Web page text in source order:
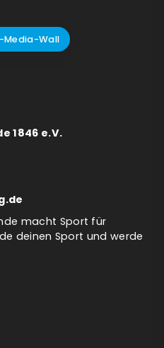
Media-Wall
1846 e.V.
macht Sport für
deinen Sport und werde